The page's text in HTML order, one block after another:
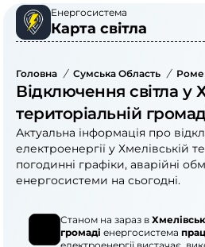
Енергосистема
Карта світла
Головна / Сумська Область /
Відключення світла у
територіальній
Актуальна інформація про
електроенергії у Хмелівській
погодинні графіки, аварійні
енергосистеми на сьогодні.
Станом на зараз в
громаді енергосистема